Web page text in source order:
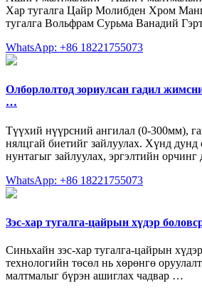
Хар тугалга Цайр Молибден Xром
тугалга Вольфрам Сурьма Ванадий
WhatsApp: +86 18221755073
Олборлолтод зориулсан гадил
…
Түүхий нүүрсний ангилал (0-300мм),
нялцгай биетийг зайлуулах. Хүнд дунд
нунтагыг зайлуулах, эргэлтийн орчинг
WhatsApp: +86 18221755073
Зэс-хар тугалга-цайрын хүдэр
Синьхайн зэс-хар тугалга-цайрын
технологийн төсөл нь хөрөнгө
малтмалыг бүрэн ашиглах чадвар …